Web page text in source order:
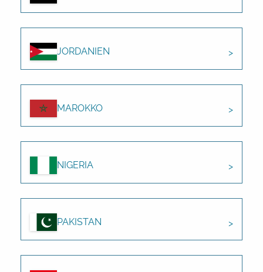
JORDANIEN
MAROKKO
NIGERIA
PAKISTAN